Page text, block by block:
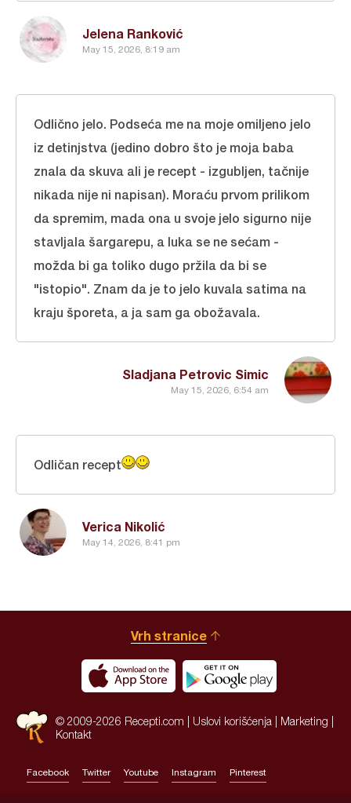
Jelena Ranković
May 15, 2026, 8:19 am
Sladjana Petrovic Simic
May 15, 2026, 6:54 am
Odlično jelo. Podseća me na moje omiljeno jelo
iz detinjstva (jedino dobro što je moja baba
znala da skuva ali je recept - izgubljen, tačnije
nikada nije ni napisan). Moraću prvom prilikom
da spremim, mada ona u svoje jelo sigurno nije
stavljala šargarepu, a luka se ne sećam -
možda bi ga toliko dugo pržila da bi se
"istopio". Znam da je to jelo kuvala satima na
kraju šporeta, a ja sam ga obožavala.
Verica Nikolić
May 14, 2026, 8:41 pm
Odličan recept
Vrh stranice
© 2009-2026 Recepti.com | Uslovi korišćenja Marketing
Kontakt
Facebook Twitter Youtube Instagram Pinterest